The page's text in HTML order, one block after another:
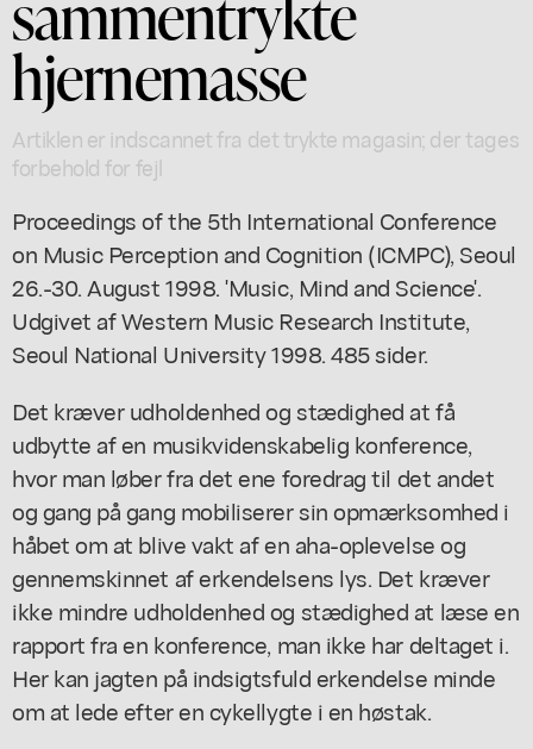
hjernemasse
Artiklen er indscannet fra det trykte magasin; der tages
forbehold for fejl
Proceedings of the 5th International Conference
on Music Perception and Cognition (ICMPC), Seoul
26.-30. August 1998. 'Music, Mind and Science'.
Udgivet af Western Music Research Institute,
Seoul National University 1998. 485 sider.
Det kræver udholdenhed og stædighed at få
udbytte af en musikvidenskabelig konference,
hvor man løber fra det ene foredrag til det andet
og gang på gang mobiliserer sin opmærksomhed i
håbet om at blive vakt af en aha-oplevelse og
gennemskinnet af erkendelsens lys. Det kræver
ikke mindre udholdenhed og stædighed at læse en
rapport fra en konference, man ikke har deltaget i.
Her kan jagten på indsigtsfuld erkendelse minde
om at lede efter en cykellygte i en høstak.